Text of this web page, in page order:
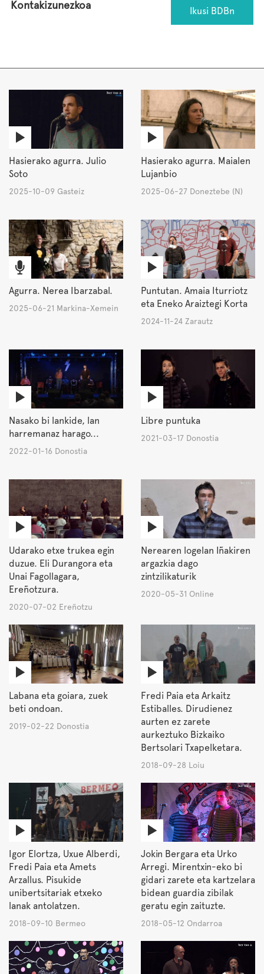
Kontakizunezkoa
Ikusi BDBn
Hasierako agurra. Julio
Soto
2025-10-09 Gasteiz
Hasierako agurra. Maialen
Lujanbio
2025-06-27 Doneztebe (N)
Agurra. Nerea Ibarzabal.
2025-06-21 Markina-Xemein
Puntutan. Amaia Iturriotz
eta Eneko Araiztegi Korta
2024-11-24 Zarautz
Nasako bi lankide, lan
harremanaz harago...
2022-01-16 Donostia
Libre puntuka
2021-03-17 Donostia
Udarako etxe trukea egin
duzue. Eli Durangora eta
Unai Fagollagara,
Ereñotzura.
2020-07-02 Ereñotzu
Nerearen logelan Iñakiren
argazkia dago
zintzilikaturik
2020-05-31 Online
Labana eta goiara, zuek
beti ondoan.
2019-02-22 Donostia
Fredi Paia eta Arkaitz
Estiballes. Dirudienez
aurten ez zarete
aurkeztuko Bizkaiko
Bertsolari Txapelketara.
2018-09-28 Loiu
Igor Elortza, Uxue Alberdi,
Fredi Paia eta Amets
Arzallus. Pisukide
unibertsitariak etxeko
lanak antolatzen.
2018-09-10 Bermeo
Jokin Bergara eta Urko
Arregi. Mirentxin-eko bi
gidari zarete eta kartzelara
bidean guardia zibilak
geratu egin zaituzte.
2018-05-12 Ondarroa